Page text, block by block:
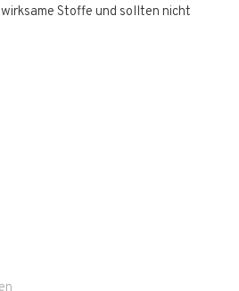
Stoffe und sollten nicht